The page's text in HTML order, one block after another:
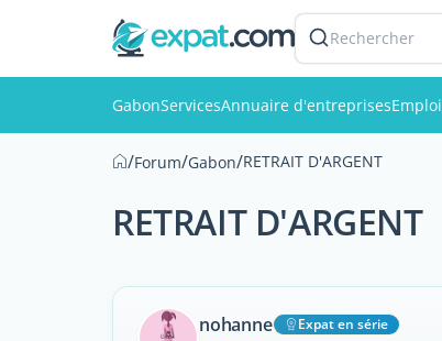
Rechercher
GabonServicesAnnuaire d'entreprisesEmploi
/Forum/Gabon/RETRAIT D'ARGENT
RETRAIT D'ARGENT
nohanne
Expat en série